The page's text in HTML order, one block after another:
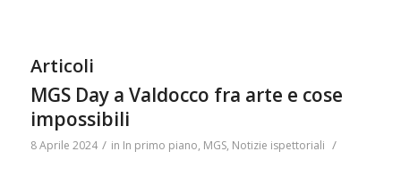
Articoli
MGS Day a Valdocco fra arte e cose
impossibili
8 Aprile 2024 / in In primo piano, MGS, Notizie ispettoriali /